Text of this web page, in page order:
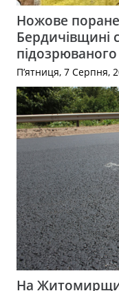
Ножове
Бердичівщині
підозрюваного
П’ятниця, 7 Серпня,
На